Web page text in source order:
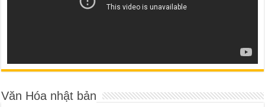
Văn Hóa nhật bản